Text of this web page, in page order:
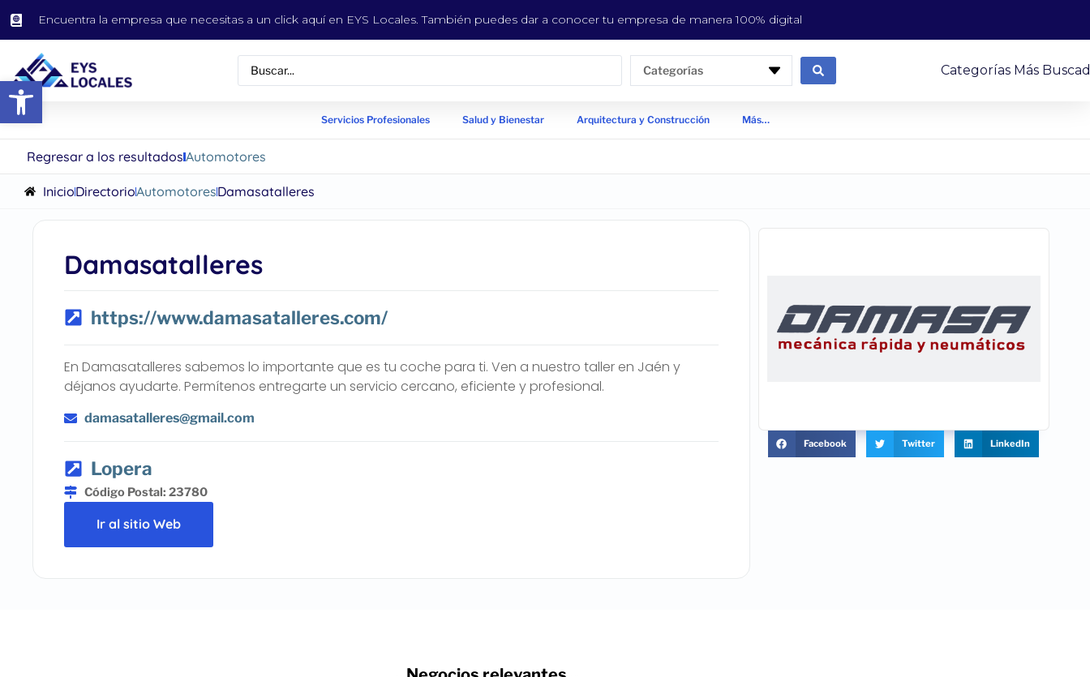
Abrir barra de herramientas
Encuentra la empresa que necesitas a un click aquí en EYS Locales. También puedes dar a conocer tu empresa de manera 100% digital
Categorías Categorías Más
Servicios Profesionales Salud y Bienestar Arquitectura y Construcción Más…
Regresar a los resultadosAutomotores
InicioDirectorioAutomotoresDamasatalleres
Damasatalleres
https://www.damasatalleres.com/
En Damasatalleres sabemos lo importante que es tu coche para ti. Ven a nuestro taller en Jaén y
déjanos ayudarte. Permítenos entregarte un servicio cercano, eficiente y profesional.
damasatalleres@gmail.com
Lopera
Código Postal: 23780
Ir al sitio Web
Facebook Twitter LinkedIn